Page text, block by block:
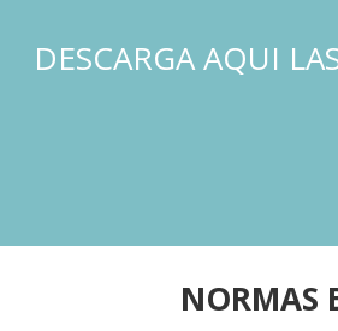
DESCARGA AQUI
NORMAS